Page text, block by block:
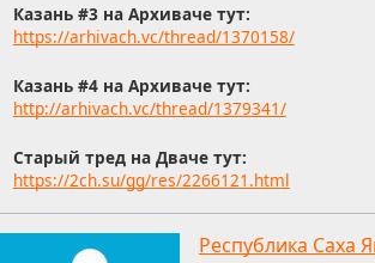
Казань #3 на Архиваче тут:
https://arhivach.vc/thread/1370158/
Казань #4 на Архиваче тут:
http://arhivach.vc/thread/1379341/
Старый тред на Дваче тут:
https://2ch.su/gg/res/2266121.html
Республика Саха